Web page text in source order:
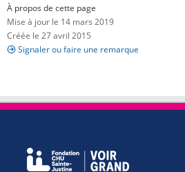
À propos de cette page
Mise à jour le 14 mars 2019
Créée le 27 avril 2015
Signaler ou faire une remarque